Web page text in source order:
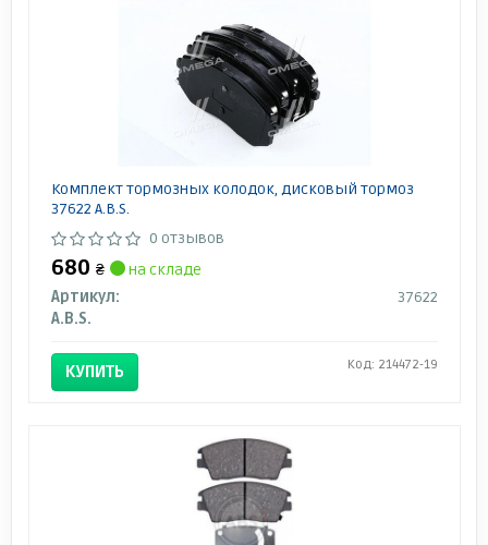
Комплект тормозных колодок, дисковый тормоз
37622 A.B.S.
0 отзывов
680 ₴
на складе
Артикул:
37622
A.B.S.
КУПИТЬ Код: 214472-19